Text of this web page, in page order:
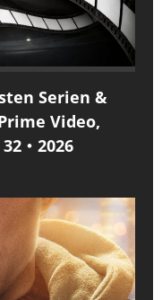
Serien &
Video,
・2026